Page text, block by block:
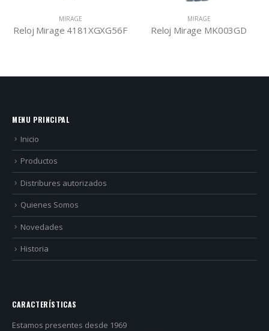
MIRAGE
Reloj Mirage 4181XGXG56F
MIRAGE
Reloj Mirage MK003GD
MENU PRINCIPAL
Inicio
Productos
Distribures autorizados
Quienes Somos
Novedades
Historia
CARACTERÍSTICAS
Estamos presentes desde 1969